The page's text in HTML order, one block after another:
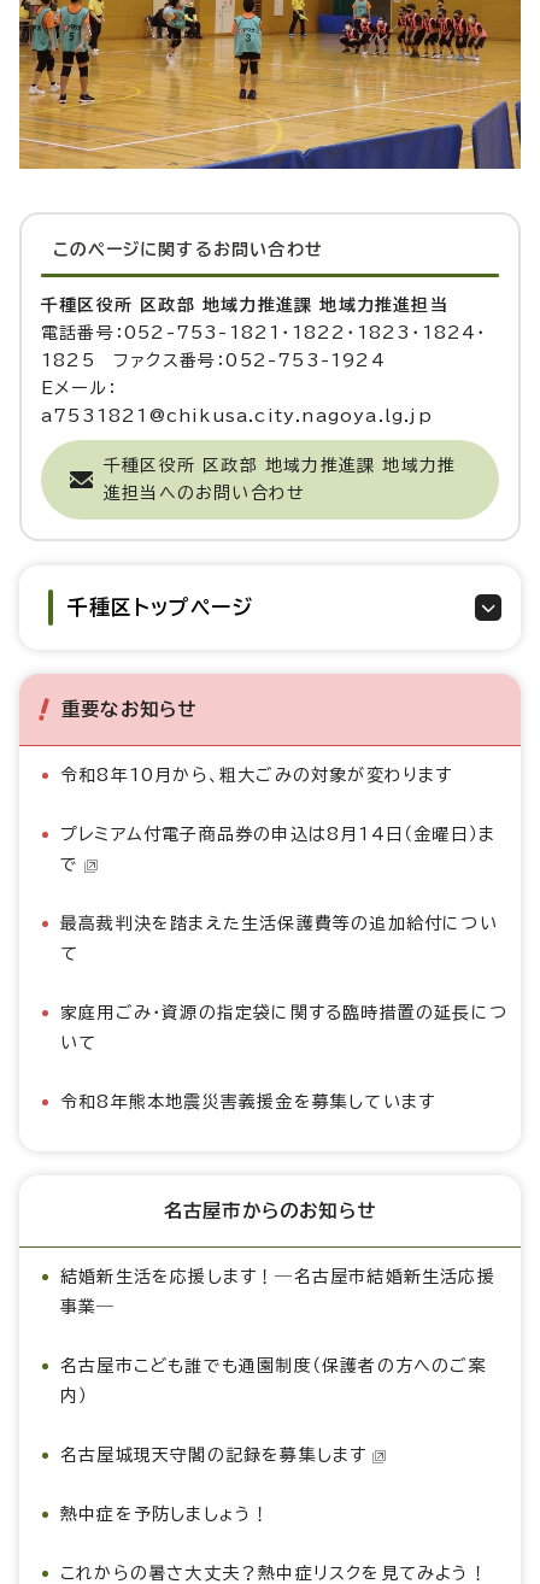
このページに関する お問い合わせ
千種区役所 区政部 地域力推進課 地域力推進担当
電話番号：052-753-1821・1822・1823・1824・
1825 ファクス番号：052-753-1924
Eメール：
a7531821@chikusa.city.nagoya.lg.jp
千種区役所 区政部 地域力推進課 地域力推
進担当へのお問い合わせ
千種区トップページ
重要なお知らせ
令和8年10月から、粗大ごみの対象が変わります
プレミアム付電子商品券の申込は8月14日（金曜日）ま
で
最高裁判決を踏まえた生活保護費等の追加給付につい
て
家庭用ごみ・資源の指定袋に関する臨時措置の延長につ
いて
令和8年熊本地震災害義援金を募集しています
名古屋市からのお知らせ
結婚新生活を応援します！―名古屋市結婚新生活応援
事業―
名古屋市こども誰でも通園制度（保護者の方へのご案
内）
名古屋城現天守閣の記録を募集します
熱中症を予防しましょう！
これからの暑さ大丈夫？熱中症リスクを見てみよう！